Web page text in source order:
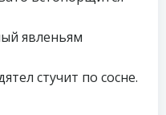
явленьям
стучит по сосне.